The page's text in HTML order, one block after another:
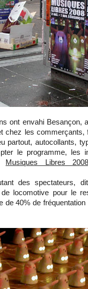
ont envahi Besançon,
chez les commerçants,
partout, autocollants,
le programme, les
Musiques Libres
des spectateurs,
locomotive pour le
de 40% de